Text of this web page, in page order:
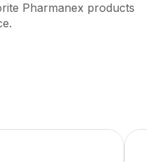
Pharmanex products